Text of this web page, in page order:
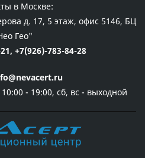
в Москве:
д. 17, 5 этаж, офис 5146, БЦ
Гео"
+7(926)-783-84-28
- 19:00, сб, вс - выходной